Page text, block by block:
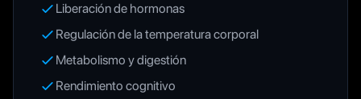
Liberación de hormonas
Regulación de la temperatura corporal
Metabolismo y digestión
Rendimiento cognitivo